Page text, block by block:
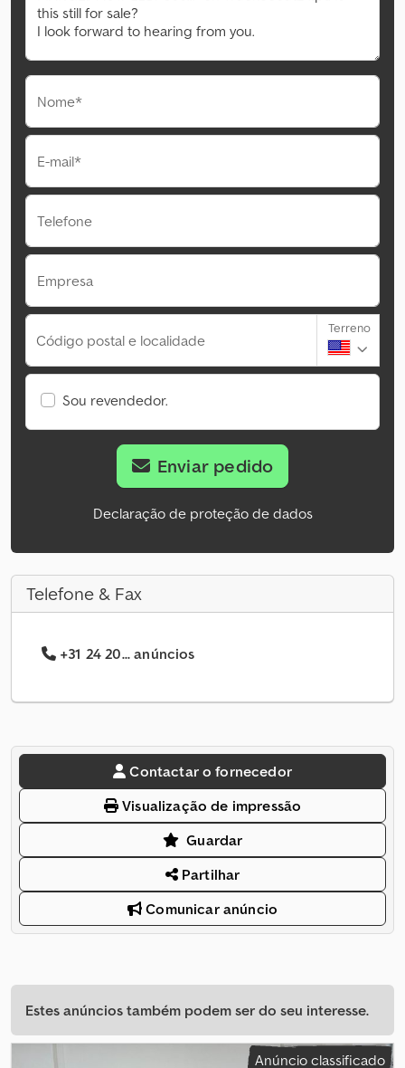
Nome*
E-mail*
Telefone
Empresa
Código postal e localidade
Terreno
Sou revendedor.
Enviar pedido
Declaração de proteção de dados
Telefone & Fax
+31 24 20... anúncios
Contactar o fornecedor
Visualização de impressão
Guardar
Partilhar
Comunicar anúncio
Estes anúncios também podem ser do seu interesse.
Anúncio classificado